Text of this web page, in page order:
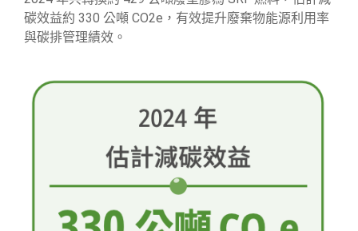
碳效益約 330 公噸 CO2e，有效提升廢棄物能源利用率
與碳排管理績效。